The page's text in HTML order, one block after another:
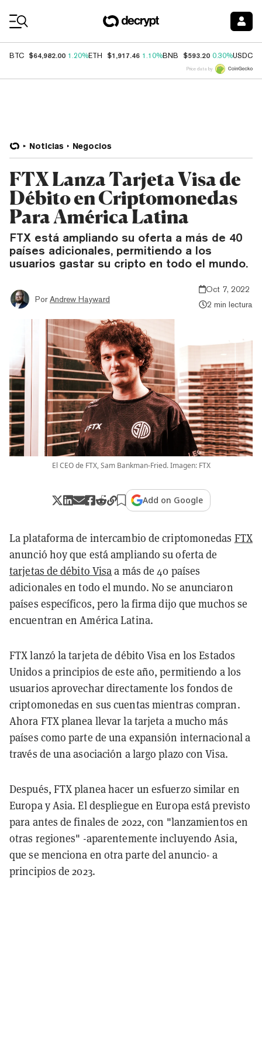
BTC $64,982.00 1.20%ETH $1,917.46 1.10%BNB $593.20 0.30%USDC
Price data by
Noticias Negocios
FTX Lanza Tarjeta Visa de
Débito en Criptomonedas
Para América Latina
FTX está ampliando su oferta a más de 40
países adicionales, permitiendo a los
usuarios gastar su cripto en todo el mundo.
Por Andrew Hayward
Oct 7, 2022
2 min lectura
El CEO de FTX, Sam Bankman-Fried. Imagen: FTX
Add on Google
La plataforma de intercambio de criptomonedas FTX
anunció hoy que está ampliando su oferta de
tarjetas de débito Visaa más de 40 países
adicionales en todo el mundo. No se anunciaron
países específicos, pero la firma dijo que muchos se
encuentran en América Latina.
FTX lanzó la tarjeta de débito Visa en los Estados
Unidos a principios de este año, permitiendo a los
usuarios aprovechar directamente los fondos de
criptomonedas en sus cuentas mientras compran.
Ahora FTX planea llevar la tarjeta a mucho más
países como parte de una expansión internacional a
través de una asociación a largo plazo con Visa.
Después, FTX planea hacer un esfuerzo similar en
Europa y Asia. El despliegue en Europa está previsto
para antes de finales de 2022, con "lanzamientos en
otras regiones" -aparentemente incluyendo Asia,
que se menciona en otra parte del anuncio- a
principios de 2023.